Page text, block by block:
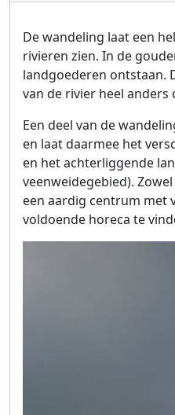
De wandeling laat een
rivieren zien. In de
landgoederen ontstaan.
van de rivier heel anders
Een deel van de
en laat daarmee het
en het achterliggende
veenweidegebied).
een aardig centrum met
voldoende horeca te